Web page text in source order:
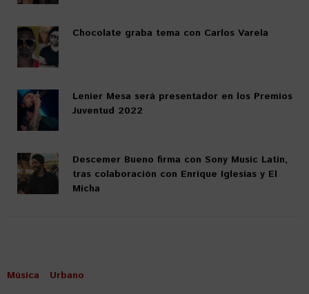
Chocolate graba tema con Carlos Varela
Lenier Mesa será presentador en los Premios
Juventud 2022
Descemer Bueno firma con Sony Music Latin,
tras colaboración con Enrique Iglesias y El
Micha
Música Urbano